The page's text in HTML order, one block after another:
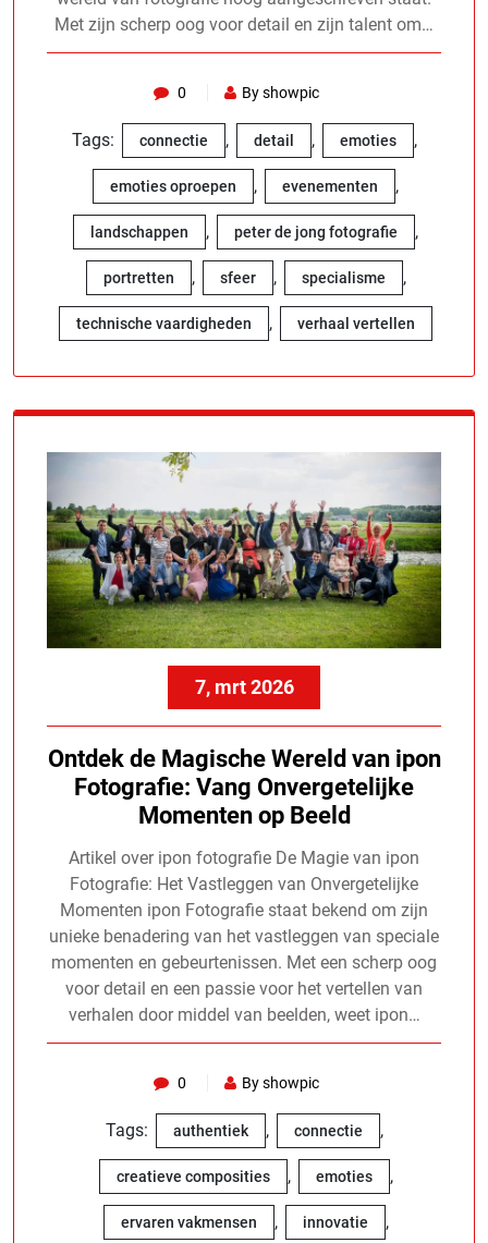
Met zijn scherp oog voor detail en zijn talent om…
0 By showpic
Tags: connectie , detail , emoties ,
emoties oproepen , evenementen ,
landschappen , peter de jong fotografie ,
portretten , sfeer , specialisme ,
technische vaardigheden , verhaal vertellen
7, mrt 2026
Ontdek de Magische Wereld van ipon
Fotografie: Vang Onvergetelijke
Momenten op Beeld
Artikel over ipon fotografie De Magie van ipon
Fotografie: Het Vastleggen van Onvergetelijke
Momenten ipon Fotografie staat bekend om zijn
unieke benadering van het vastleggen van speciale
momenten en gebeurtenissen. Met een scherp oog
voor detail en een passie voor het vertellen van
verhalen door middel van beelden, weet ipon…
0 By showpic
Tags: authentiek , connectie ,
creatieve composities , emoties ,
ervaren vakmensen , innovatie ,